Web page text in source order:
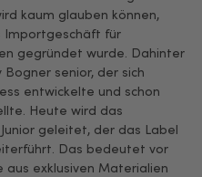
kaum glauben können,
Importgeschäft für
gegründet wurde. Dahinter
senior, der sich
entwickelte und schon
Heute wird das
geleitet, der das Label
Das bedeutet vor
exklusiven Materialien